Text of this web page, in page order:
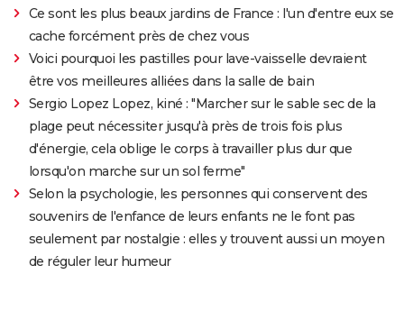
Ce sont les plus beaux jardins de France : l'un d'entre eux se
cache forcément près de chez vous
Voici pourquoi les pastilles pour lave-vaisselle devraient
être vos meilleures alliées dans la salle de bain
Sergio Lopez Lopez, kiné : "Marcher sur le sable sec de la
plage peut nécessiter jusqu'à près de trois fois plus
d'énergie, cela oblige le corps à travailler plus dur que
lorsqu'on marche sur un sol ferme"
Selon la psychologie, les personnes qui conservent des
souvenirs de l'enfance de leurs enfants ne le font pas
seulement par nostalgie : elles y trouvent aussi un moyen
de réguler leur humeur